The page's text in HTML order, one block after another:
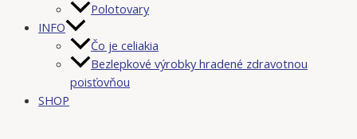
Polotovary
INFO
Čo je celiakia
Bezlepkové výrobky hradené zdravotnou
poisťovňou
SHOP